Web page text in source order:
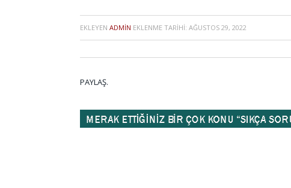
EKLEYEN ADMIN EKLENME TARIHI: AĞUSTOS 29, 2022
PAYLAŞ.